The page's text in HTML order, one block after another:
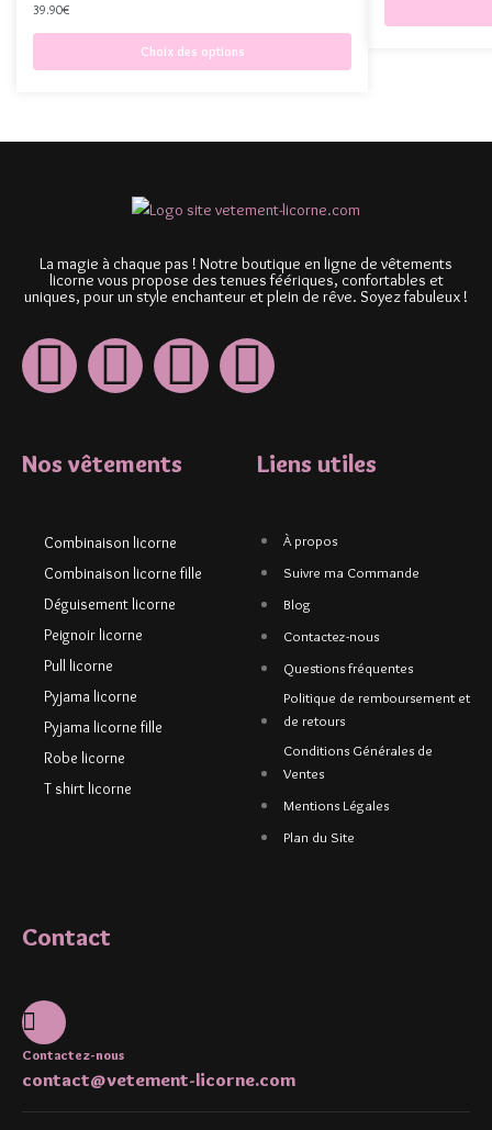
39.90€
Choix des options
La magie à chaque pas ! Notre boutique en ligne de vêtements
licorne vous propose des tenues féériques, confortables et
uniques, pour un style enchanteur et plein de rêve. Soyez fabuleux !
Nos vêtements
Combinaison licorne
Combinaison licorne fille
Déguisement licorne
Peignoir licorne
Pull licorne
Pyjama licorne
Pyjama licorne fille
Robe licorne
T shirt licorne
Liens utiles
À propos
Suivre ma Commande
Blog
Contactez-nous
Questions fréquentes
Politique de remboursement et
de retours
Conditions Générales de
Ventes
Mentions Légales
Plan du Site
Contact
Contactez-nous
contact@vetement-licorne.com